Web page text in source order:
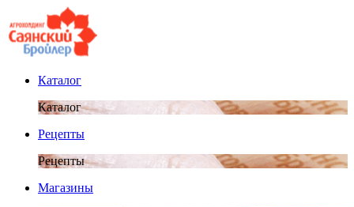
Каталог
Каталог
Рецепты
Рецепты
Магазины